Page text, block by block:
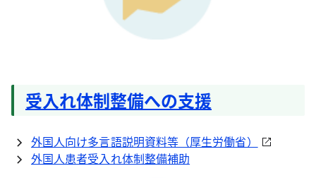
受入れ体制整備への支援
外国人向け多言語説明資料等（厚生労働省）
外国人患者受入れ体制整備補助